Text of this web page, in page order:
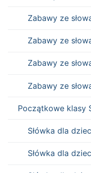
Zabawy ze
Zabawy ze
Zabawy ze
Zabawy ze
Początkowe klasy
Słówka dla
Słówka dla